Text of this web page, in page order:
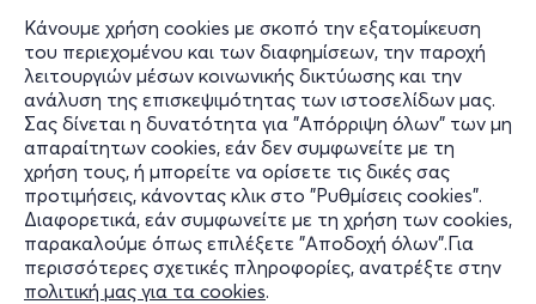
Κάνουμε χρήση cookies με σκοπό την εξατομίκευση
του περιεχομένου και των διαφημίσεων, την παροχή
λειτουργιών μέσων κοινωνικής δικτύωσης και την
ανάλυση της επισκεψιμότητας των ιστοσελίδων μας.
Σας δίνεται η δυνατότητα για "Απόρριψη όλων" των μη
απαραίτητων cookies, εάν δεν συμφωνείτε με τη
χρήση τους, ή μπορείτε να ορίσετε τις δικές σας
προτιμήσεις, κάνοντας κλικ στο "Ρυθμίσεις cookies".
Διαφορετικά, εάν συμφωνείτε με τη χρήση των cookies,
παρακαλούμε όπως επιλέξετε "Αποδοχή όλων".Για
περισσότερες σχετικές πληροφορίες, ανατρέξτε στην
πολιτική μας για τα cookies.